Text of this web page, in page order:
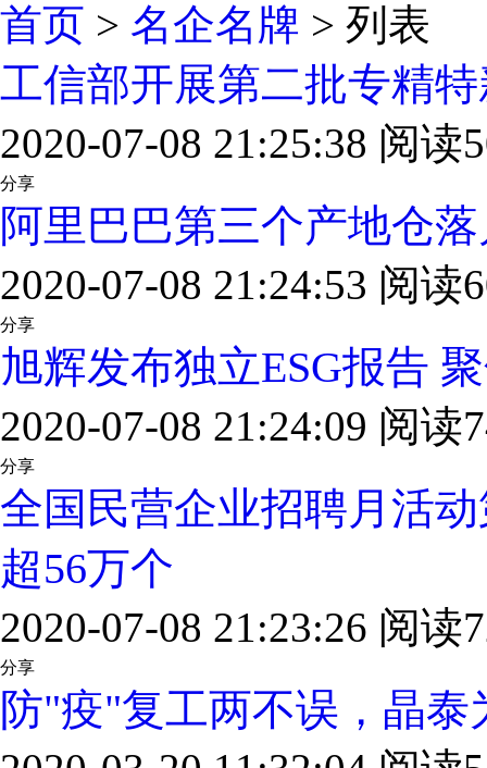
首页 > 名企名牌 > 列表
工信部开展第二批专精
2020-07-08 21:25:38 阅读
分享
阿里巴巴第三个产地仓
2020-07-08 21:24:53 阅读
分享
旭辉发布独立ESG报告
2020-07-08 21:24:09 阅读
分享
全国民营企业招聘月活
超56万个
2020-07-08 21:23:26 阅读
分享
防"疫"复工两不误，晶